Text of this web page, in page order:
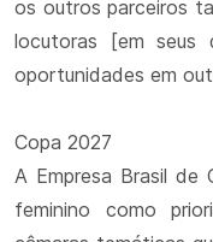
os outros parceiros
locutoras [em seus
oportunidades em
Copa 2027
A Empresa Brasil de
feminino como